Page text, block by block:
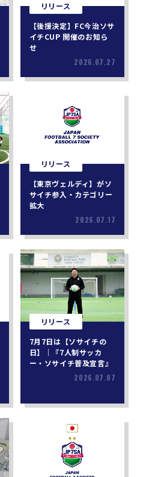
リリース
【後援決定】FC今治ソサ
イチCUP 開催のお知ら
せ
2026.07.27
リリース
【東京ヴェルディ】がソ
サイチ参入・カテゴリー
拡大
2026.07.17
リリース
7月7日は【ソサイチの
日】｜『7人制サッカ
ー・ソサイチ普及宣言』
2026.07.07